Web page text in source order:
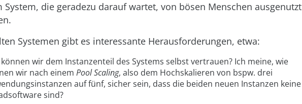
System, die geradezu darauf wartet, von bösen Menschen ausgenutzt
Systemen gibt es interessante Herausforderungen, etwa:
wir dem Instanzenteil des Systems selbst vertrauen? Ich meine, wie
wir nach einem Pool Scaling, also dem Hochskalieren von bspw. drei
auf fünf, sicher sein, dass die beiden neuen Instanzen keine
sind?